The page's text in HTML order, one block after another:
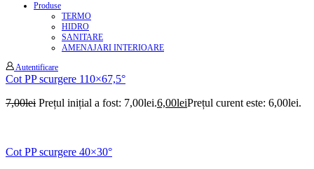
Produse
TERMO
HIDRO
SANITARE
AMENAJARI INTERIOARE
Autentificare
Cot PP scurgere 110×67,5°
7,00lei Prețul inițial a fost: 7,00lei.6,00leiPrețul curent este: 6,00lei.
Cot PP scurgere 40×30°